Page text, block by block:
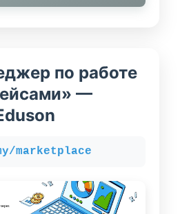
по работе
—
marketplace